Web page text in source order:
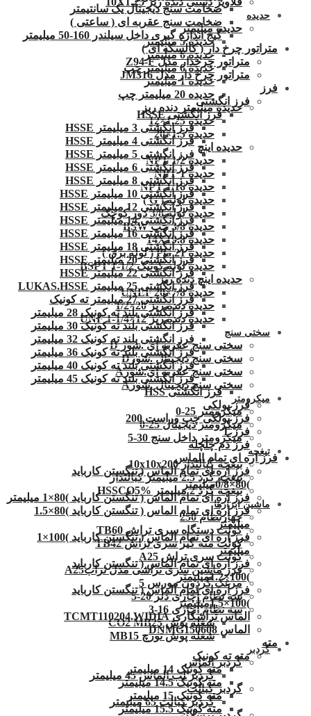
حدیده
حدیده میلیمتر
حدیده 5 میلیمتر
حدیده 6 میلیمتر
حدیده 6 میلیمتر چپ
حدیده 1 میلیمتر
حدیده 20 میلیمتر چپ
حدیده میلیمتر دنده ریز
حدیده 1.25×12
حدیده 1.5×20
حدیده اینچ
حدیده 1/2 NPT
حدیده NPT 1
حدیده 1/16 NPT
حدیده لوله ( G )
حدیده لوله 3/8 دور کوچک
حدیده 3/8 چپ BSW
حدیده 14X19.8
حدیده 21 PG ( لوله برق )
حدیده لوله کونیک 1/2-1 BSPT
حدیده اینچ دنده ریز
حدیده UNEF 20×7/8
حدیده دنده ریز 20×1/2
حدیده دنده ریز 12×1/4-1 UNF
سختی سنج
سختی سنج عقربه ای .شور D
سختی سنج دیجیتال .شورD
سختی سنج عقربه ای.شورA
سختی سنج دیجیتال .شورA
میکرومتر
میکرومتر 25-0
میکرومتر دیجیتال 25-0
میکرومتر داخل سنج 30-5
تیغچه
تیغچه کبالتدار 10x10x200
تیغچه گرد 2.5 میلیمتر کبالتدار
تیغچه گرد 2 میلیمتر HSSCO5%
ماشین ابزارها
چهارنظام 250
کولت دستگاه سری تراش TB60
کولت مته گیر سری تراش TB42
کولت سری تراش A25
فرز ماشین سری تراشی مدل ترابA25
مرغک گردون مورس 5
سه نظام آچاری دلر 20-5
سه نظام آچاری 16-3
شعله پوش CO2 MB25
شعله پوش تورچ MB15
گردبر
گردبر الماس
گردبر لب الماس 45 میلیمتر
گردبر کبالت
گردبر کبالت 65 میلیمتر
ضخامت سنج دیجیتال یک سانتیمتر
ضخامت سنج عقربه ای ( ساعتی )
گیج اندازه گیری داخل سیلندر 160-50 میلیمتر
متراتور چرخ دار ( کالسکه ای )
متراتور چرخدار مدل Z94-F
متراتور چرخ دار مدل JM316
فرز
فرز انگشتی
فرز انگشتی HSSE
فرز انگشتی 3 میلیمتر HSSE
فرز انگشتی 4 میلیمتر HSSE
فرز انگشتی 5 میلیمتر HSSE
فرز انگشتی 6 میلیمتر HSSE
فرز انگشتی 8 میلیمتر HSSE
فرز انگشتی 10 میلیمتر HSSE
فرز انگشتی 12 میلیمتر HSSE
فرز انگشتی 14 میلیمتر HSSE
فرز انگشتی 16 میلیمتر HSSE
فرز انگشتی 18 میلیمتر HSSE
فرز انگشتی 20 میلیمتر HSSE
فرز انگشتی 22 میلیمتر HSSE
فرز انگشتی 25 میلیمتر LUKAS.HSSE
فرز انگشتی 27 میلیمتر ته کونیک
فرز انگشتی بلند ته کونیک 28 میلیمتر
فرز انگشتی بلند ته کونیک 30 میلیمتر
فرز انگشتی بلند ته کونیک 32 میلیمتر
فرز انگشتی بلند ته کونیک 36 میلیمتر
فرز انگشتی بلند ته کونیک 40 میلیمتر
فرز انگشتی بلند ته کونیک 45 میلیمتر
فرز انگشتی HSS
فرز پولکی
فرز پولکی چپ وراست 200
فرز T
فرز دم چلچله
فرز اره ای تمام الماس
فرز اره ای تمام الماس ( تنگستن کارباید
)80×0/8میلیمتر
فرز اره ای تمام الماس ( تنگستن کارباید )80×1 میلیمتر
فرز اره ای تمام الماس ( تنگستن کارباید )80×1.5
میلیمتر
فرز اره ای تمام الماس ( تنگستن کارباید )100×1
میلیمتر
فرز اره ای تمام الماس ( تنگستن کارباید
)100×1.2میلیمتر
فرز اره ای تمام الماس ( تنگستن کارباید
)100×1.5میلیمتر
الماس تراشکاری TCMT110204.WIDIA
الماس DNMG150608
مته
مته ته کونیک
مته کونیک 14 میلیمتر
مته کونیک 14.5 میلیمتر
مته کونیک 15 میلیمتر
مته کونیک 15.5 میلیمتر